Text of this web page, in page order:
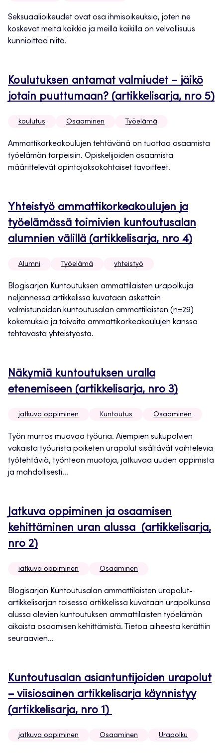
Seksuaalioikeudet ovat osa ihmisoikeuksia, joten ne
koskevat meitä kaikkia ja meillä kaikilla on velvollisuus
kunnioittaa niitä.
Koulutuksen antamat valmiudet – jäikö
jotain puuttumaan? (artikkelisarja, nro 5)
koulutus Osaaminen Työelämä
Ammattikorkeakoulujen tehtävänä on tuottaa osaamista
työelämän tarpeisiin. Opiskelijoiden osaamista
määrittelevät opintojaksokohtaiset tavoitteet.
Yhteistyö ammattikorkeakoulujen ja
työelämässä toimivien kuntoutusalan
alumnien välillä (artikkelisarja, nro 4)
Alumni Työelämä yhteistyö
Blogisarjan Kuntoutuksen ammattilaisten urapolkuja
neljännessä artikkelissa kuvataan äskettäin
valmistuneiden kuntoutusalan ammattilaisten (n=29)
kokemuksia ja toiveita ammattikorkeakoulujen kanssa
tehtävästä yhteistyöstä.
Näkymiä kuntoutuksen uralla
etenemiseen (artikkelisarja, nro 3)
jatkuva oppiminen Kuntoutus Osaaminen
Työn murros muovaa työuria. Aiempien sukupolvien
vakaista työurista poiketen urapolut sisältävät vaihtelevia
työtehtäviä, työnteon muotoja, jatkuvaa uuden oppimista
ja mahdollisesti...
Jatkuva oppiminen ja osaamisen
kehittäminen uran alussa (artikkelisarja,
nro 2)
jatkuva oppiminen Osaaminen
Blogisarjan Kuntoutusalan ammattilaisten urapolut-
artikkelisarjan toisessa artikkelissa kuvataan urapolkunsa
alussa olevien kuntoutuksen ammattilaisten työelämän
aikaista osaamisen kehittämistä. Tietoa aiheesta kerättiin
seuraavien...
Kuntoutusalan asiantuntijoiden urapolut
– viisiosainen artikkelisarja käynnistyy
(artikkelisarja, nro 1)
jatkuva oppiminen Osaaminen Urapolku